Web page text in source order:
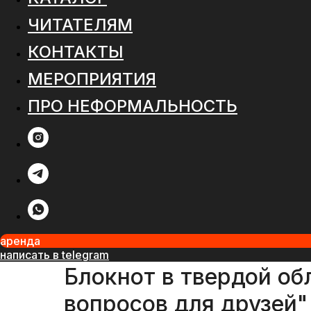
ЧИТАТЕЛЯМ
КОНТАКТЫ
МЕРОПРИЯТИЯ
ПРО НЕФОРМАЛЬНОСТЬ
аренда
написать в telegram
Блокнот в твердой
вопросов для друзей"